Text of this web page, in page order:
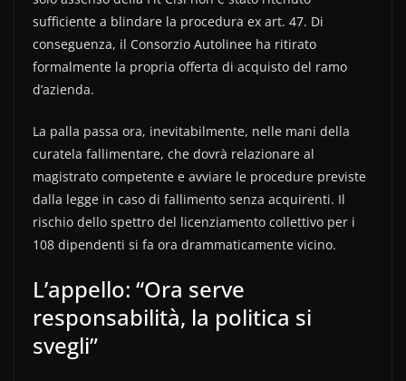
sufficiente a blindare la procedura ex art. 47. Di
conseguenza, il Consorzio Autolinee ha ritirato
formalmente la propria offerta di acquisto del ramo
d’azienda.
La palla passa ora, inevitabilmente, nelle mani della
curatela fallimentare, che dovrà relazionare al
magistrato competente e avviare le procedure previste
dalla legge in caso di fallimento senza acquirenti. Il
rischio dello spettro del licenziamento collettivo per i
108 dipendenti si fa ora drammaticamente vicino.
L’appello: “Ora serve
responsabilità, la politica si
svegli”